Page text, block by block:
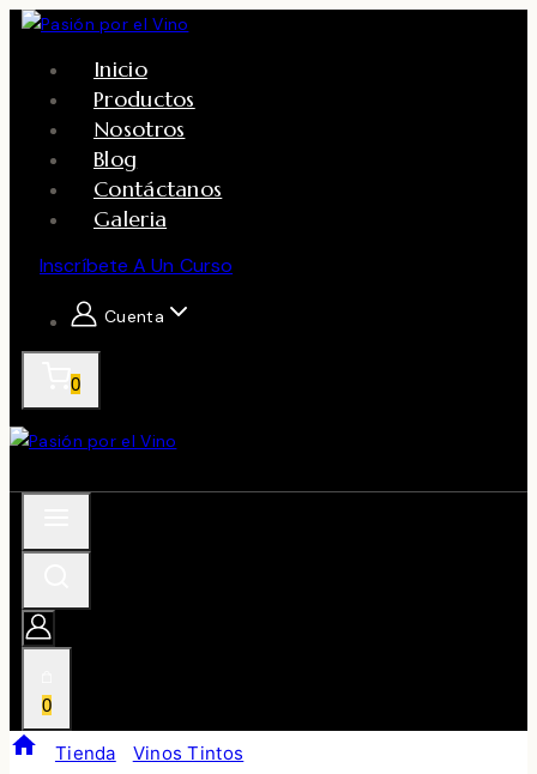
Skip
content
Inicio
Productos
Nosotros
Blog
Contáctanos
Galeria
Inscríbete A Un Curso
Cuenta
0
0
Tienda Vinos Tintos